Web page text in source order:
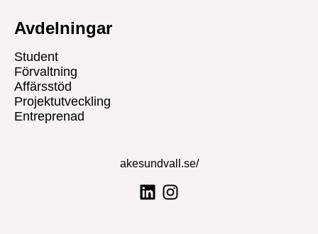
Avdelningar
Student
Förvaltning
Affärsstöd
Projektutveckling
Entreprenad
akesundvall.se/